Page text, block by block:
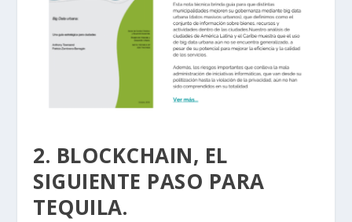
2. BLOCKCHAIN, EL
SIGUIENTE PASO PARA
TEQUILA.